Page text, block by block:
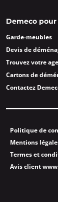
Demeco
Garde-meubles
Devis de
Trouvez votre
Cartons de
Contactez
Politique de
Mentions
Termes et
Avis client